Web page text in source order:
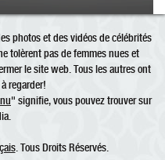
photos et des vidéos de célébrités
tolèrent pas de femmes nues et
le site web. Tous les autres ont
regarder!
nu" signifie, vous pouvez trouver sur
. Tous Droits Réservés.